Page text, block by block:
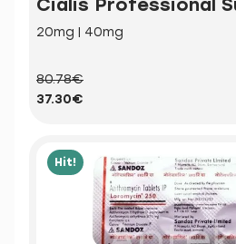
20mg | 40mg
80.78€
37.30€
Hit!